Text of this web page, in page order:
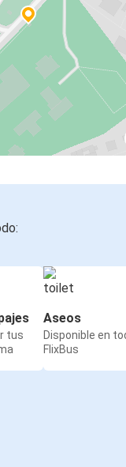
tus
Aseos
Disponible en
FlixBus